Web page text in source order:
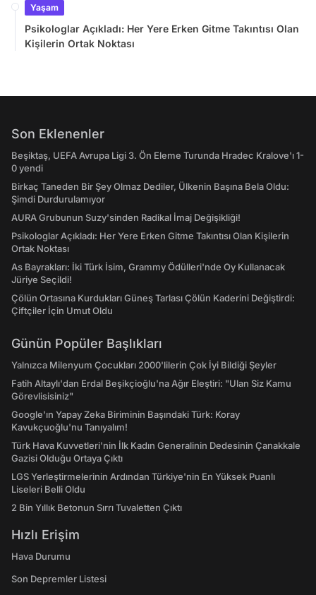
Yaşam
Psikologlar Açıkladı: Her Yere Erken Gitme Takıntısı Olan
Kişilerin Ortak Noktası
Son Eklenenler
Beşiktaş, UEFA Avrupa Ligi 3. Ön Eleme Turunda Hradec Kralove'ı 1-
0 yendi
Birkaç Taneden Bir Şey Olmaz Dediler, Ülkenin Başına Bela Oldu:
Şimdi Durdurulamıyor
AURA Grubunun Suzy'sinden Radikal İmaj Değişikliği!
Psikologlar Açıkladı: Her Yere Erken Gitme Takıntısı Olan Kişilerin
Ortak Noktası
As Bayrakları: İki Türk İsim, Grammy Ödülleri'nde Oy Kullanacak
Jüriye Seçildi!
Çölün Ortasına Kurdukları Güneş Tarlası Çölün Kaderini Değiştirdi:
Çiftçiler İçin Umut Oldu
Günün Popüler Başlıkları
Yalnızca Milenyum Çocukları 2000'lilerin Çok İyi Bildiği Şeyler
Fatih Altaylı'dan Erdal Beşikçioğlu'na Ağır Eleştiri: "Ulan Siz Kamu
Görevlisisiniz"
Google'ın Yapay Zeka Biriminin Başındaki Türk: Koray
Kavukçuoğlu'nu Tanıyalım!
Türk Hava Kuvvetleri'nin İlk Kadın Generalinin Dedesinin Çanakkale
Gazisi Olduğu Ortaya Çıktı
LGS Yerleştirmelerinin Ardından Türkiye'nin En Yüksek Puanlı
Liseleri Belli Oldu
2 Bin Yıllık Betonun Sırrı Tuvaletten Çıktı
Hızlı Erişim
Hava Durumu
Son Depremler Listesi